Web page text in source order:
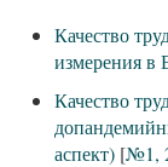
Качество
измерения в
Качество
аспект) [№1,